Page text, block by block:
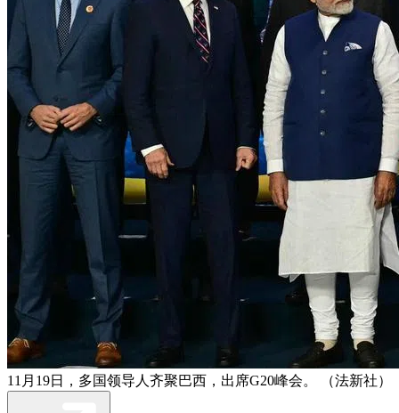
11月19日，多国领导人齐聚巴西，出席G20峰会。 （法新社）